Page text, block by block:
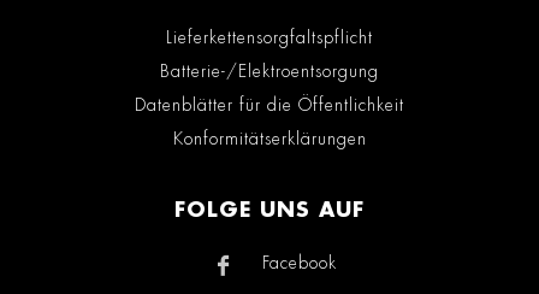
Lieferkettensorgfaltspflicht
Batterie-/Elektroentsorgung
Datenblätter für die Öffentlichkeit
Konformitätserklärungen
FOLGE UNS AUF
Facebook